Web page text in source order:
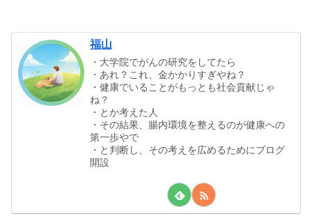
福山
・大学院でがんの研究をしてたら
・あれ？これ、金かかりすぎやね？
・健康でいることがもっとも社会貢献じゃ
ね？
・とか考えた人
・その結果、腸内環境を整えるのが健康への
第一歩やで
・と判断し、その考えを広めるためにブログ
開設